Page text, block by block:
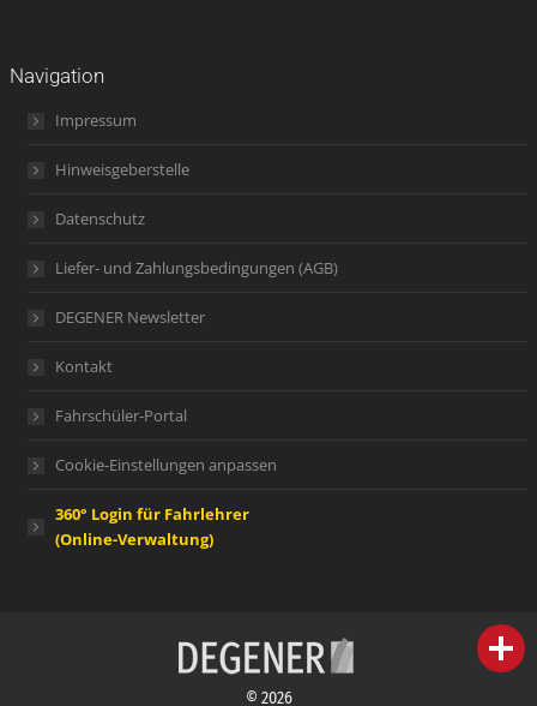
Navigation
Impressum
Hinweisgeberstelle
Datenschutz
Liefer- und Zahlungsbedingungen (AGB)
DEGENER Newsletter
Kontakt
Fahrschüler-Portal
Cookie-Einstellungen anpassen
360° Login für Fahrlehrer
(Online-Verwaltung)
© 2026
person IHR FACHBERATER
campaign